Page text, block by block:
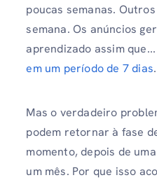
poucas semanas.
semana. Os anúncios
aprendizado assim
em um período de 7 dias.
Mas o verdadeiro
podem retornar à fase
momento, depois de
um mês. Por que isso